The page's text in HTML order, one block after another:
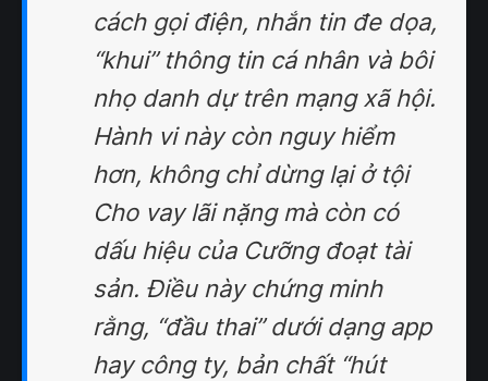
cách gọi điện, nhắn tin đe dọa,
“khui” thông tin cá nhân và bôi
nhọ danh dự trên mạng xã hội.
Hành vi này còn nguy hiểm
hơn, không chỉ dừng lại ở tội
Cho vay lãi nặng mà còn có
dấu hiệu của Cưỡng đoạt tài
sản. Điều này chứng minh
rằng, “đầu thai” dưới dạng app
hay công ty, bản chất “hút